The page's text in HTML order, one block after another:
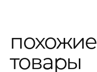
похожие
товары